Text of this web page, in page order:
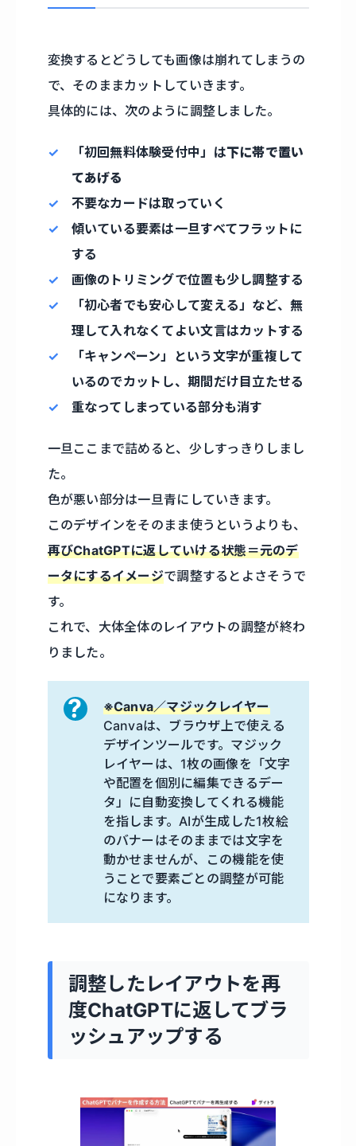
変換するとどうしても画像は崩れてしまうの
で、そのままカットしていきます。
具体的には、次のように調整しました。
「初回無料体験受付中」は下に帯で置い
てあげる
不要なカードは取っていく
傾いている要素は一旦すべてフラットに
する
画像のトリミングで位置も少し調整する
「初心者でも安心して変える」など、無
理して入れなくてよい文言はカットする
「キャンペーン」という文字が重複して
いるのでカットし、期間だけ目立たせる
重なってしまっている部分も消す
一旦ここまで詰めると、少しすっきりしまし
た。
色が悪い部分は一旦青にしていきます。
このデザインをそのまま使うというよりも、
再びChatGPTに返していける状態＝元のデ
ータにするイメージで調整するとよさそうで
す。
これで、大体全体のレイアウトの調整が終わ
りました。
※Canva／マジックレイヤー
Canvaは、ブラウザ上で使える
デザインツールです。マジック
レイヤーは、1枚の画像を「文字
や配置を個別に編集できるデー
タ」に自動変換してくれる機能
を指します。AIが生成した1枚絵
のバナーはそのままでは文字を
動かせませんが、この機能を使
うことで要素ごとの調整が可能
になります。
調整したレイアウトを再
度ChatGPTに返してブラ
ッシュアップする